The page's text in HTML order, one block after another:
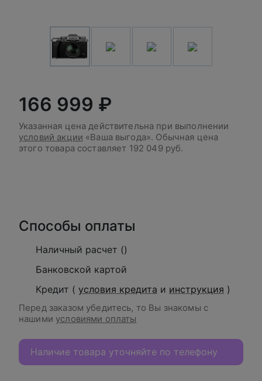
166 999 ₽
Указанная цена действительна при выполнении
условий акции «Ваша выгода». Обычная цена
этого товара составляет 192 049 руб.
Способы оплаты
Наличный расчет ()
Банковской картой
Кредит ( условия кредита и инструкция )
Перед заказом убедитесь, то Вы знакомы с
нашими условиями оплаты
Наличие товара уточняйте по телефону